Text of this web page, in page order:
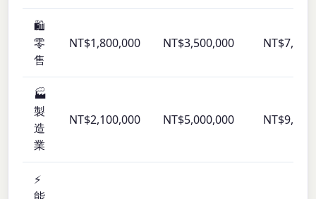
🛍️
零
售
NT$1,800,000 NT$3,500,000
🏭
製
造
業
NT$2,100,000 NT$5,000,000
⚡